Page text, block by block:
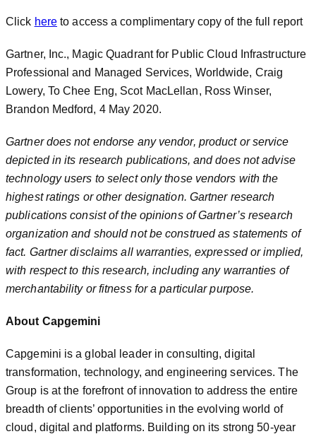
Click here to access a complimentary copy of the full report
Gartner, Inc., Magic Quadrant for Public Cloud Infrastructure
Professional and Managed Services, Worldwide, Craig
Lowery, To Chee Eng, Scot MacLellan, Ross Winser,
Brandon Medford, 4 May 2020.
Gartner does not endorse any vendor, product or service
depicted in its research publications, and does not advise
technology users to select only those vendors with the
highest ratings or other designation. Gartner research
publications consist of the opinions of Gartner’s research
organization and should not be construed as statements of
fact. Gartner disclaims all warranties, expressed or implied,
with respect to this research, including any warranties of
merchantability or fitness for a particular purpose.
About Capgemini
Capgemini is a global leader in consulting, digital
transformation, technology, and engineering services. The
Group is at the forefront of innovation to address the entire
breadth of clients’ opportunities in the evolving world of
cloud, digital and platforms. Building on its strong 50-year